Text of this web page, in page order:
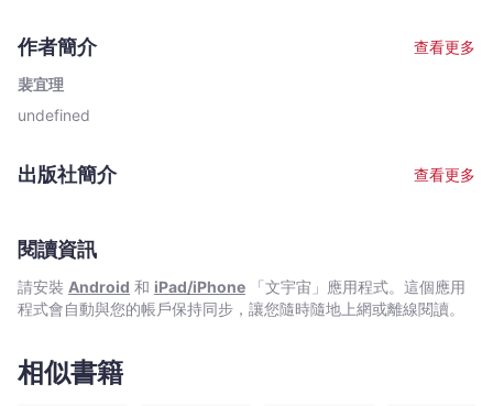
文
宙
｜
心理學、政治學以及歷史研究等多個角度條分縷析，系統地解讀衝
突與抗爭的紛繁形式、龐雜根源、廣泛影響，以及國家應對策略的
利弊得失。
作者簡介
查看更多
裴宜理
undefined
出版社簡介 查看更多
閱讀資訊
請安裝 Android 和 iPad/iPhone 「文宇宙」應用程式。這個應用
程式會自動與您的帳戶保持同步，讓您隨時隨地上網或離線閱讀。
相似書籍